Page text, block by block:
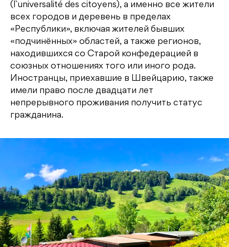
(l`universalité des citoyens), а именно все жители
всех городов и деревень в пределах
«Республики», включая жителей бывших
«подчинённых» областей, а также регионов,
находившихся со Старой конфедерацией в
союзных отношениях того или иного рода.
Иностранцы, приехавшие в Швейцарию, также
имели право после двадцати лет
непрерывного проживания получить статус
гражданина.